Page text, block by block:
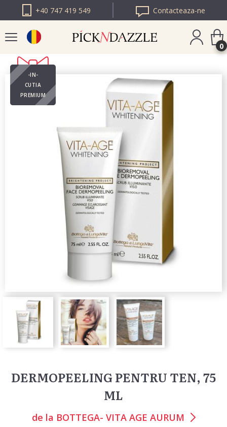
+40 747 419 549 Contacteaza-ne
PICK N DAZZLE
BULGARIA
0
-IN-
CUTIA
PREMIUM
DERMOPEELING PENTRU TEN, 75
ML
de la BOTTEGA- VITA AGE AURUM